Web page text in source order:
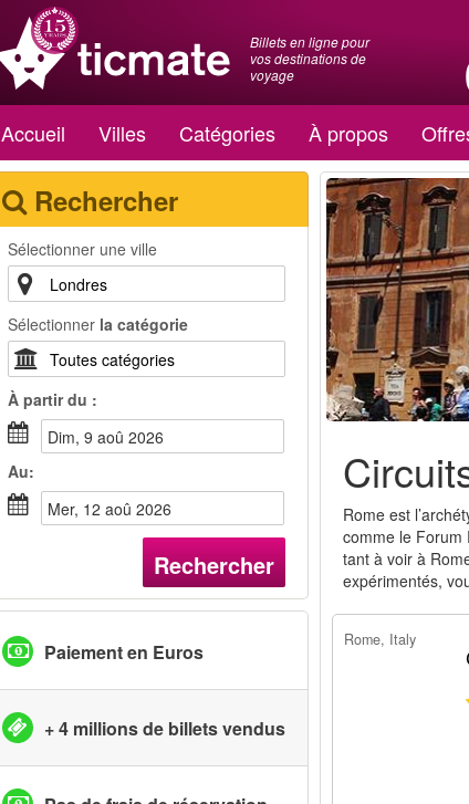
Billets en ligne pour
vos destinations de
voyage
Accueil Villes Catégories À propos
Rechercher
Sélectionner une ville
Sélectionner la catégorie
À partir du :
dim, 9 aoû 2026
Au:
mer, 12 aoû 2026
Rechercher
Paiement en Euros
+ 4 millions de billets vendus
Rome est
comme le Forum
tant à voir à
expérimentés,
Rome, Italy